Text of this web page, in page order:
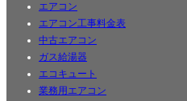
エアコン
エアコン工事料金表
中古エアコン
ガス給湯器
エコキュート
業務用エアコン